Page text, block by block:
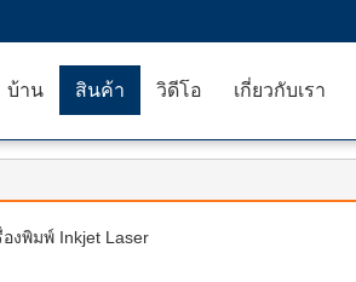
บ้าน สินค้า วิดีโอ เกี่ยวกับเรา
งพิมพ์ Inkjet Laser